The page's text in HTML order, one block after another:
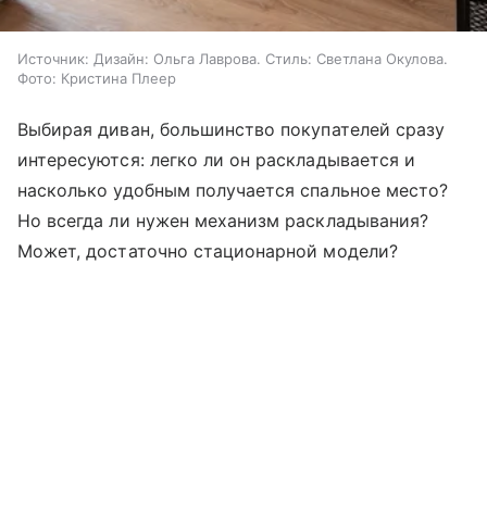
Источник: Дизайн: Ольга Лаврова. Стиль: Светлана Окулова.
Фото: Кристина Плеер
Выбирая диван, большинство покупателей сразу
интересуются: легко ли он раскладывается и
насколько удобным получается спальное место?
Но всегда ли нужен механизм раскладывания?
Может, достаточно стационарной модели?